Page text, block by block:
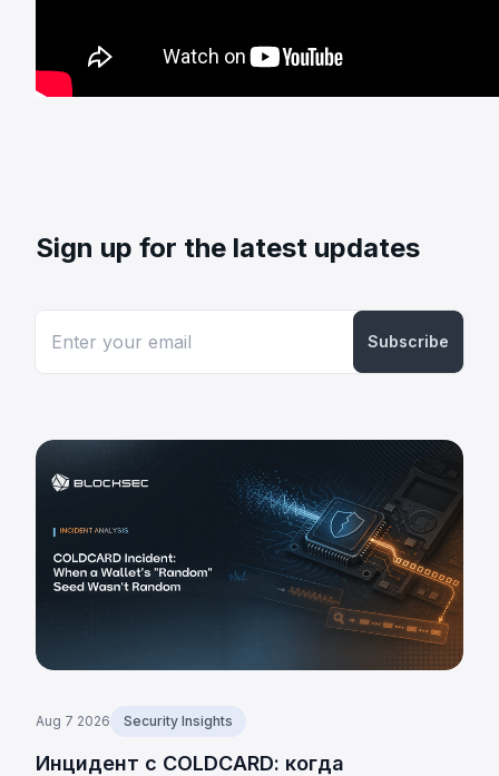
Sign up for the latest updates
Subscribe
Aug 7 2026 Security Insights
Инцидент с COLDCARD: когда